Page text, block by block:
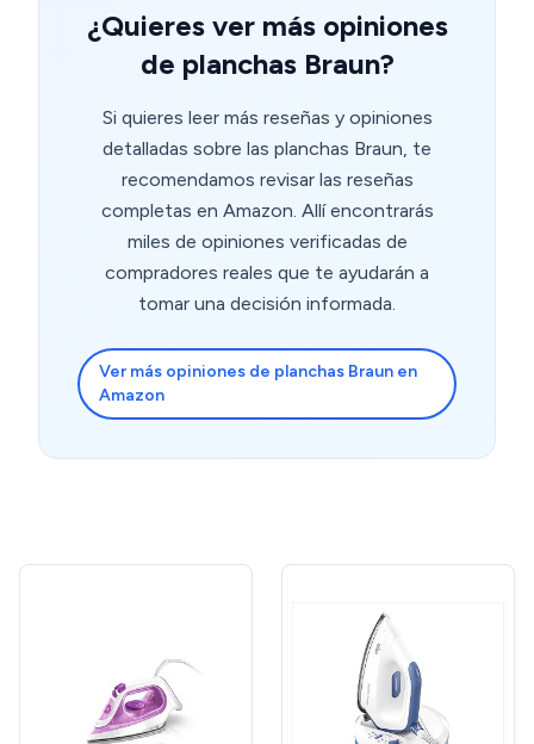
¿Quieres ver más opiniones
de planchas Braun?
Si quieres leer más reseñas y opiniones
detalladas sobre las planchas Braun, te
recomendamos revisar las reseñas
completas en Amazon. Allí encontrarás
miles de opiniones verificadas de
compradores reales que te ayudarán a
tomar una decisión informada.
Ver más opiniones de planchas Braun en
Amazon